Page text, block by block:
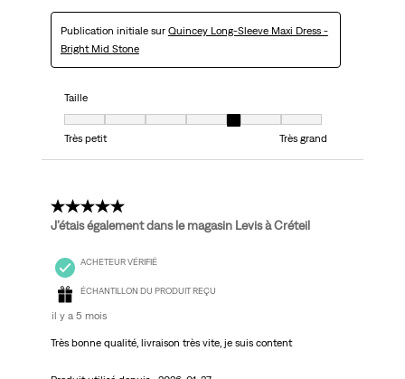
Publication initiale sur Quincey Long-Sleeve Maxi Dress -
Bright Mid Stone
Taille
Très petit
Très grand
5 étoile(s) sur 5.
J’étais également dans le magasin Levis à Créteil
ACHETEUR VÉRIFIÉ
ÉCHANTILLON DU PRODUIT REÇU
il y a 5 mois
Très bonne qualité, livraison très vite, je suis content